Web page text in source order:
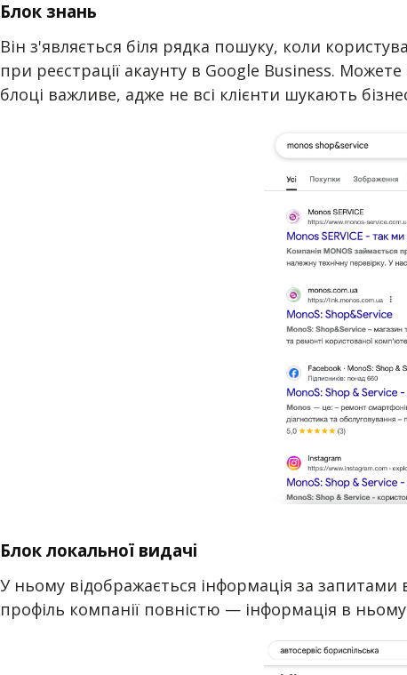
Блок знань
Він з'являється біля рядка пошуку, коли
при реєстрації акаунту в Google Business.
блоці важливе, адже не всі клієнти шукають
Блок локальної видачі
У ньому відображається інформація за запитами
профіль компанії повністю — інформація в